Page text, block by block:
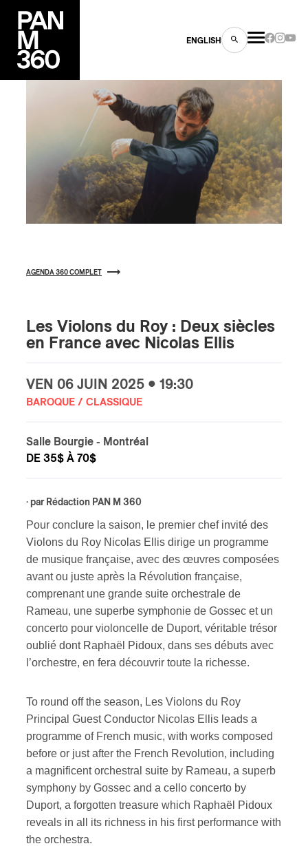
ENGLISH
AGENDA 360 COMPLET
Les Violons du Roy : Deux siècles
en France avec Nicolas Ellis
VEN 06 JUIN 2025 • 19:30
BAROQUE / CLASSIQUE
Salle Bourgie - Montréal
DE 35$ À 70$
· par Rédaction PAN M 360
Pour conclure la saison, le premier chef invité des
Violons du Roy Nicolas Ellis dirige un programme
de musique française, avec des œuvres composées
avant ou juste après la Révolution française,
comprenant une grande suite orchestrale de
Rameau, une superbe symphonie de Gossec et un
concerto pour violoncelle de Duport, véritable trésor
oublié dont Raphaël Pidoux, dans ses débuts avec
l’orchestre, en fera découvrir toute la richesse.
To round off the season, Les Violons du Roy
Principal Guest Conductor Nicolas Ellis leads a
programme of French music, with works composed
before or just after the French Revolution, including
a magnificent orchestral suite by Rameau, a superb
symphony by Gossec and a cello concerto by
Duport, a forgotten treasure which Raphaël Pidoux
reveals in all its richness in his first performance with
the orchestra.